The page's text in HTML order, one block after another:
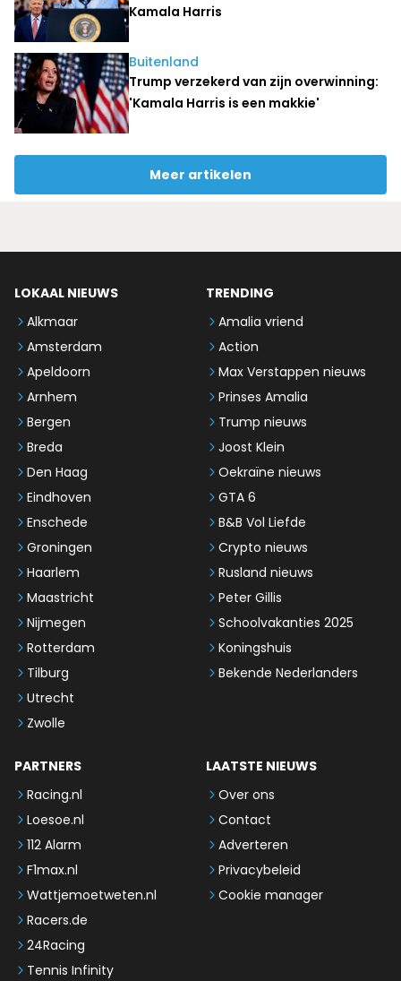
Kamala Harris
Buitenland
Trump verzekerd van zijn overwinning:
'Kamala Harris is een makkie'
Meer artikelen
LOKAAL NIEUWS
Alkmaar
Amsterdam
Apeldoorn
Arnhem
Bergen
Breda
Den Haag
Eindhoven
Enschede
Groningen
Haarlem
Maastricht
Nijmegen
Rotterdam
Tilburg
Utrecht
Zwolle
TRENDING
Amalia vriend
Action
Max Verstappen nieuws
Prinses Amalia
Trump nieuws
Joost Klein
Oekraïne nieuws
GTA 6
B&B Vol Liefde
Crypto nieuws
Rusland nieuws
Peter Gillis
Schoolvakanties 2025
Koningshuis
Bekende Nederlanders
PARTNERS
Racing.nl
Loesoe.nl
112 Alarm
F1max.nl
Wattjemoetweten.nl
Racers.de
24Racing
Tennis Infinity
LAATSTE NIEUWS
Over ons
Contact
Adverteren
Privacybeleid
Cookie manager